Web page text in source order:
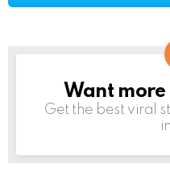
NEWSLETTER
Want
Get the best viral